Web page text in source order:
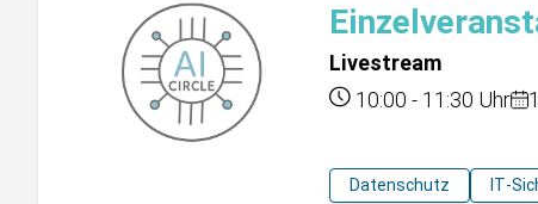
Livestream
10:00 - 11:30 Uhr
Datenschutz IT-